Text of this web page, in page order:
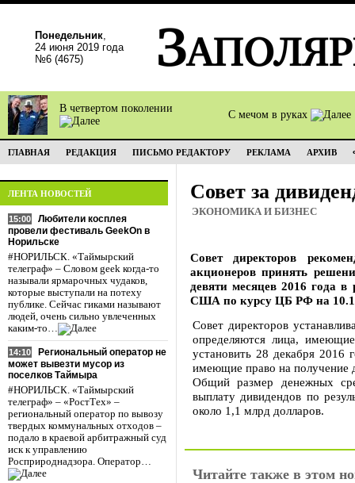
Понедельник,
24 июня 2019 года
№6 (4675)
В четвертом поколении
С мечом в руках
ГЛАВНАЯ РЕДАКЦИЯ ПИСЬМО РЕДАКТОРУ РЕКЛАМА АРХИВ
ЛЕНТА НОВОСТЕЙ
15:00
Любители косплея
провели фестиваль GeekOn в
Норильске
#НОРИЛЬСК. «Таймырский
телеграф» – Словом geek когда-то
называли ярмарочных чудаков,
которые выступали на потеху
публике. Сейчас гиками называют
людей, очень сильно увлеченных
каким-то…
14:10
Региональный оператор не
может вывезти мусор из
поселков Таймыра
#НОРИЛЬСК. «Таймырский
телеграф» – «РостТех» –
региональный оператор по вывозу
твердых коммунальных отходов –
подало в краевой арбитражный суд
иск к управлению
Росприроднадзора. Оператор…
Совет за
ЭКОНОМИКА И БИЗНЕС
Совет директоров
акционеров принять
девяти месяцев 2016 года в
США по курсу ЦБ РФ на
Совет директоров
определяются лица,
установить 28 декабря 2016
имеющие право на получение
Общий размер денежных
выплату дивидендов по
около 1,1 млрд долларов.
Читайте также в этом